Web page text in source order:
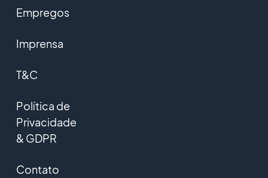
Empregos
Imprensa
T&C
Política de
Privacidade
& GDPR
Contato